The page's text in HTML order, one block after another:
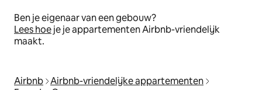
Ben je eigenaar van een gebouw?
Lees hoeje je appartementen Airbnb-vriendelijk
maakt.
Airbnb Airbnb-vriendelijke appartementen